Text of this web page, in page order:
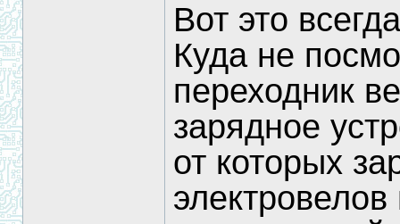
Вот это
Куда не
переходник
зарядное
от которых